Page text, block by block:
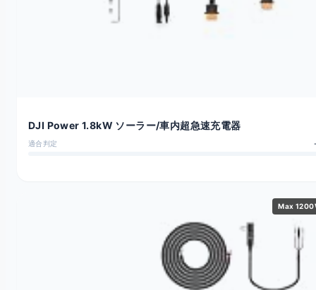
DJI Power 1.8kW ソーラー/車内超急速充電器
適合判定
Max